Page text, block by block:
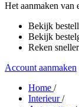
Het aanmaken van
Bekijk
Bekijk
Reken
Account aanmaken
Home /
Interieur/